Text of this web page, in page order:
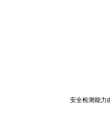
安全检测能力